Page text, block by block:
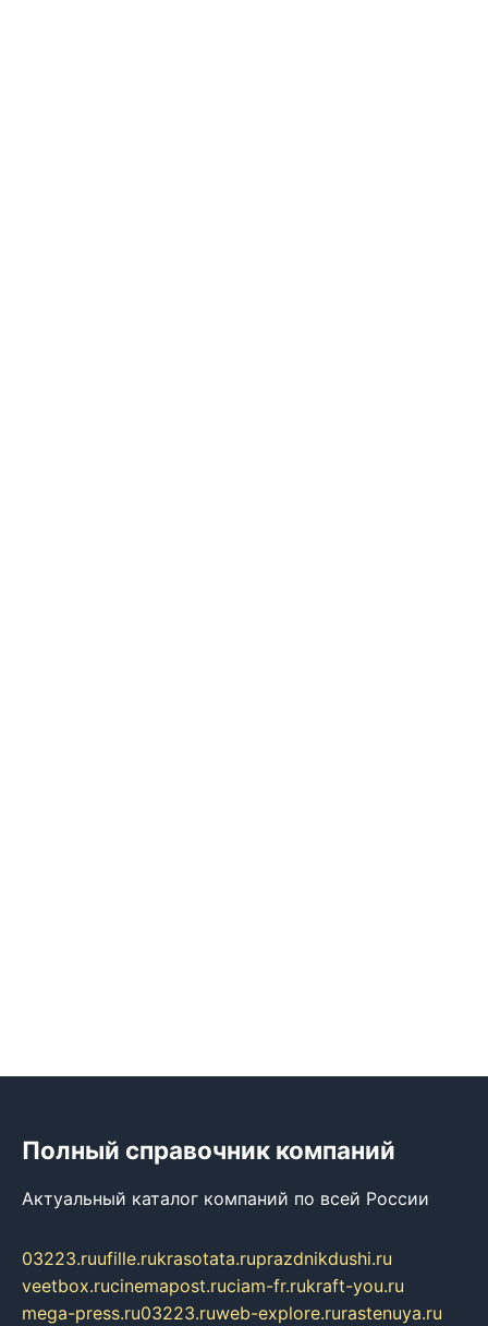
Полный справочник компаний
Актуальный каталог компаний по всей России
03223.ruufille.rukrasotata.ruprazdnikdushi.ru
veetbox.rucinemapost.ruciam-fr.rukraft-you.ru
mega-press.ru03223.ruweb-explore.rurastenuya.ru